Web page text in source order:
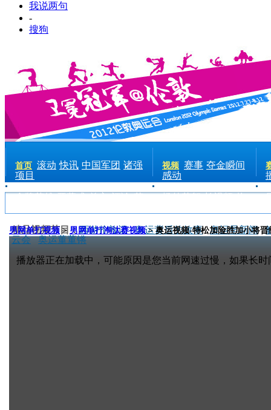
我说两句
-
搜狗
首页 滚动 快讯 中国军团 诸强
项目
金牌英雄 开幕式 前方 评论 花
视频 赛事 夺金瞬间
感动
场外花絮 长视频 热
精品视频节目：西游伦敦记 奥运背后的故事 奥运早新闻
云会
奥运董董锵
男网单打视频 > 男网单打淘汰赛视频> 奥运视频-特松加险胜加小将晋
播放器正在加载中，可能原因是您当前网速过慢，如果长